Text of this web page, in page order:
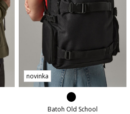
novinka
Batoh Old School